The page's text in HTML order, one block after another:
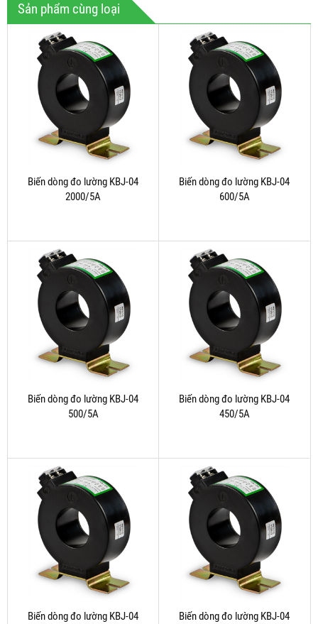
Sản phẩm cùng loại
Biến dòng đo lường KBJ-04
2000/5A
Biến dòng đo lường KBJ-04
600/5A
Biến dòng đo lường KBJ-04
500/5A
Biến dòng đo lường KBJ-04
450/5A
Biến dòng đo lường KBJ-04
Biến dòng đo lường KBJ-04